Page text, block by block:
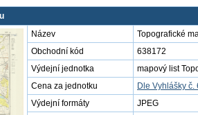
Název
Topografické
Obchodní kód
638172
Výdejní jednotka
mapový list
Cena za jednotku
Dle Vyhlášky č.
Výdejní formáty
JPEG